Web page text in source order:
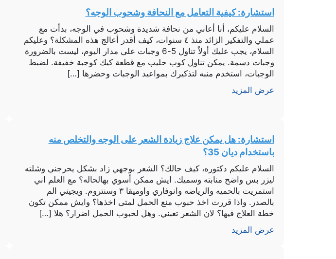
استشارة: كيفية التعامل مع النحافة وشحوب الوجه؟
السلام عليكم، أنا أعاني من نحافة شديدة وشحوب في الوجه، بدأت مع
عملي والتفكير الزائد منذ ٤ سنوات، كيف أقدر أعالج هذه المشكلة؟ وعليكم
السلام، يجب عليك أولاً تناول 5-6 وجبات على مدار اليوم، ليست بالضرورة
وجبات دسمة. يمكن تناول كوب حليب مع قطعة كيك كوجبة خفيفة. لضبط
الوجبات، استخدم منبه لتذكيرك بمواعيد الوجبات وحضرها […]
عرض المزيد
استشارة: هل يمكن علاج زيادة الشعر على الوجه والتخلص منه
باستخدام ديان 35؟
السلام عليكم دكتوره، كيف حالك؟ الشعر بوجهي زاد بشكل يحرجني وشلته
ليزر بس واضح منابته وسميك. ايش ممكن أسوي بهالحاله؟ مع العلم اني
استمريت بالحميه والرياضه وانوفاري واوميقا ٣ وسنتروم. ويجيني الم
بالصدر. واذا قررت اخذ حبوب منع الحمل لمتى اخذها؟ وايش ممكن تكون
خطة العلاج فيها؟ لان الشعر تعبني. وهل لحبوب الحمل اضرار؟ هلا […]
عرض المزيد